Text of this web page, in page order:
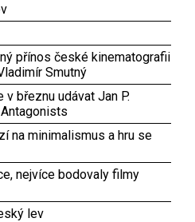
přínos české kinematografii
Smutný
březnu udávat Jan P.
na minimalismus a hru se
nejvíce bodovaly filmy
lev